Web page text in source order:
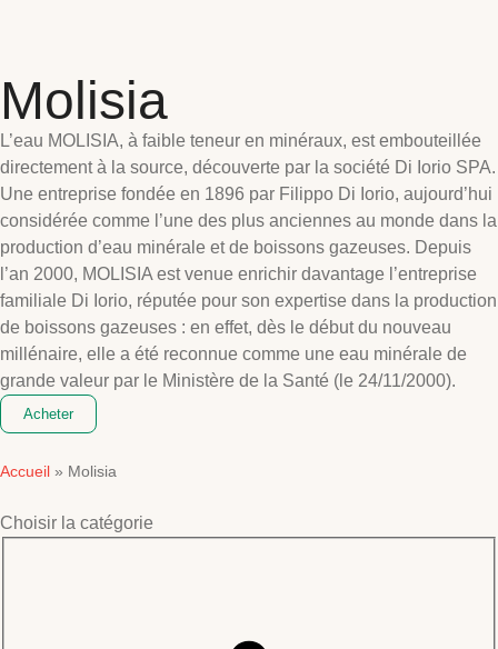
Molisia
L’eau MOLISIA, à faible teneur en minéraux, est embouteillée
directement à la source, découverte par la société Di Iorio SPA.
Une entreprise fondée en 1896 par Filippo Di Iorio, aujourd’hui
considérée comme l’une des plus anciennes au monde dans la
production d’eau minérale et de boissons gazeuses. Depuis
l’an 2000, MOLISIA est venue enrichir davantage l’entreprise
familiale Di Iorio, réputée pour son expertise dans la production
de boissons gazeuses : en effet, dès le début du nouveau
millénaire, elle a été reconnue comme une eau minérale de
grande valeur par le Ministère de la Santé (le 24/11/2000).
Acheter
Accueil » Molisia
Choisir la catégorie